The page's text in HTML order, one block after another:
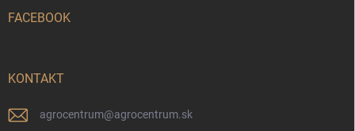
FACEBOOK
KONTAKT
agrocentrum@agrocentrum.sk